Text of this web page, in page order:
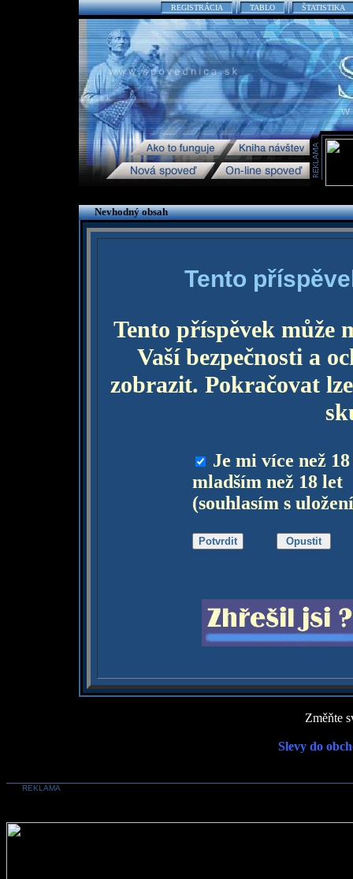
REGISTRÁCIA TABLO ŠTATISTIKA
Nevhodný obsah
Tento
Tento příspěvek může
Vaší bezpečnosti a
zobrazit. Pokračovat
Je mi více než
mladším než 18 let
(souhlasím s
Změňte
Slevy do
REKLAMA